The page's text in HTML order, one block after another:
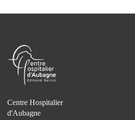
Centre Hospitalier
d'Aubagne